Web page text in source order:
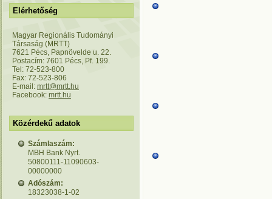
Elérhetőség
Magyar Regionális Tudományi
Társaság (MRTT)
7621 Pécs, Papnövelde u. 22.
Postacím: 7601 Pécs, Pf. 199.
Tel: 72-523-800
Fax: 72-523-806
E-mail: mrtt@mrtt.hu
Facebook: mrtt.hu
Közérdekű adatok
Számlaszám:
MBH Bank Nyrt.
50800111-11090603-
00000000
Adószám:
18323038-1-02